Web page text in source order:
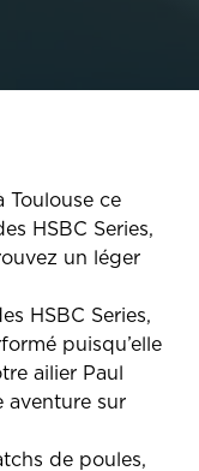
Toulouse ce
HSBC Series,
un léger
HSBC Series,
puisqu’elle
ailier Paul
aventure sur
de poules,